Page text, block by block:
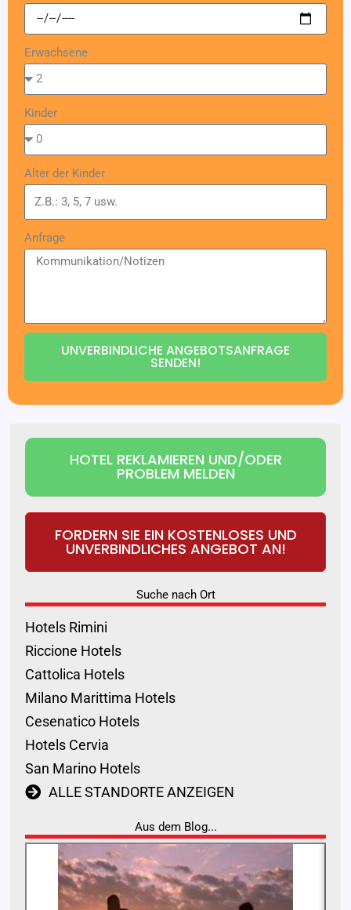
Erwachsene
Kinder
Alter der Kinder
Anfrage
UNVERBINDLICHE ANGEBOTSANFRAGE
SENDEN!
HOTEL REKLAMIEREN UND/ODER
PROBLEM MELDEN
FORDERN SIE EIN KOSTENLOSES UND
UNVERBINDLICHES ANGEBOT AN!
Suche nach Ort
Hotels Rimini
Riccione Hotels
Cattolica Hotels
Milano Marittima Hotels
Cesenatico Hotels
Hotels Cervia
San Marino Hotels
ALLE STANDORTE ANZEIGEN
Aus dem Blog...